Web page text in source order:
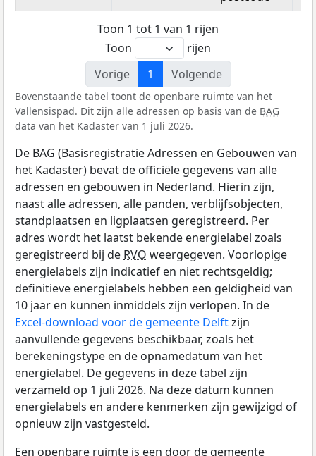
Toon 1 tot 1 van 1 rijen
Toon
rijen
Vorige
1 Volgende
Bovenstaande tabel toont de openbare ruimte van het
Vallensispad. Dit zijn alle adressen op basis van de BAG
data van het Kadaster van 1 juli 2026.
De BAG (Basisregistratie Adressen en Gebouwen van
het Kadaster) bevat de officiële gegevens van alle
adressen en gebouwen in Nederland. Hierin zijn,
naast alle adressen, alle panden, verblijfsobjecten,
standplaatsen en ligplaatsen geregistreerd. Per
adres wordt het laatst bekende energielabel zoals
geregistreerd bij de RVO weergegeven. Voorlopige
energielabels zijn indicatief en niet rechtsgeldig;
definitieve energielabels hebben een geldigheid van
10 jaar en kunnen inmiddels zijn verlopen. In de
Excel-download voor de gemeente Delftzijn
aanvullende gegevens beschikbaar, zoals het
berekeningstype en de opnamedatum van het
energielabel. De gegevens in deze tabel zijn
verzameld op 1 juli 2026. Na deze datum kunnen
energielabels en andere kenmerken zijn gewijzigd of
opnieuw zijn vastgesteld.
Een openbare ruimte is een door de gemeente